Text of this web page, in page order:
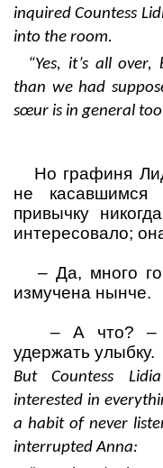
inquired Countess
into the room.
“Yes, it’s all
than we had
sœur is in general too
Но графиня
не касавшимся
привычку
интересовало;
– Да, много
измучена нынче.
– А что?
–
удержать улыбку.
But Countess
interested in
a habit of never
interrupted Anna: